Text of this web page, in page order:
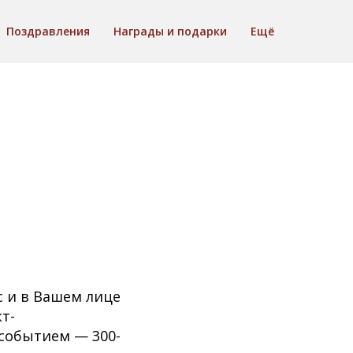
Поздравления Награды и подарки Ещё
и в Вашем лице
— 300-